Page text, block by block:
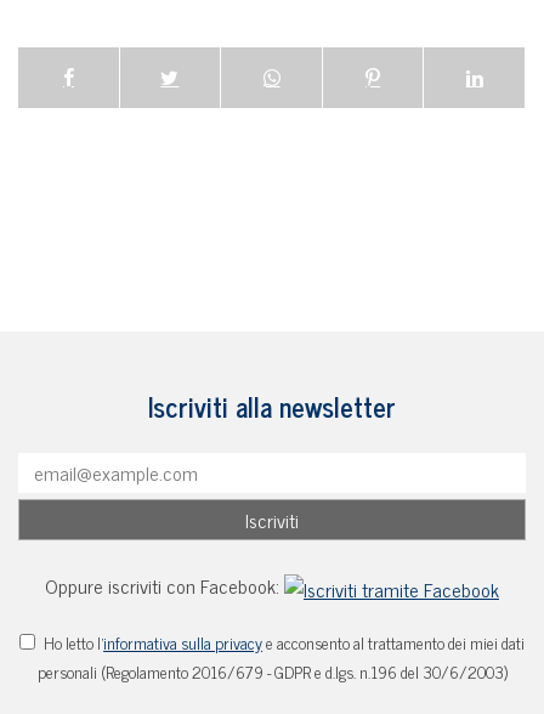
Iscriviti alla newsletter
Oppure iscriviti con Facebook:
Ho letto l'informativa sulla privacye acconsento al trattamento dei miei dati
personali (Regolamento 2016/679 - GDPR e d.lgs. n.196 del 30/6/2003)